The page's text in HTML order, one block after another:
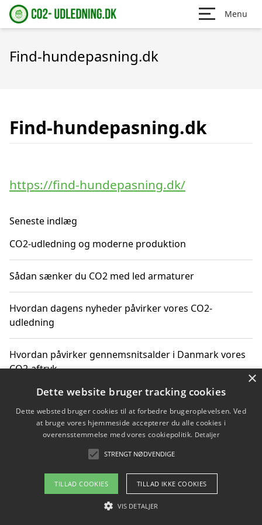
Menu
Find-hundepasning.dk
Find-hundepasning.dk
https://find-hundepasning.dk/
Seneste indlæg
CO2-udledning og moderne produktion
Sådan sænker du CO2 med led armaturer
Hvordan dagens nyheder påvirker vores CO2-
udledning
Hvordan påvirker gennemsnitsalder i Danmark vores
CO2-aftryk
Hvordan nyheder om CO2-udledning påvirker vores
hverdag
Om / kontakt
Blog Betingelser
×
Dette website bruger tracking cookies
Dette websted bruger cookies til at forbedre brugeroplevelsen. Ved
at bruge vores hjemmeside accepterer du alle cookies i
overensstemmelse med vores cookiepolitik. Detaljer
STRENGT NØDVENDIGE
TILLAD COOKIES TILLAD IKKE COOKIES
VIS DETALJER